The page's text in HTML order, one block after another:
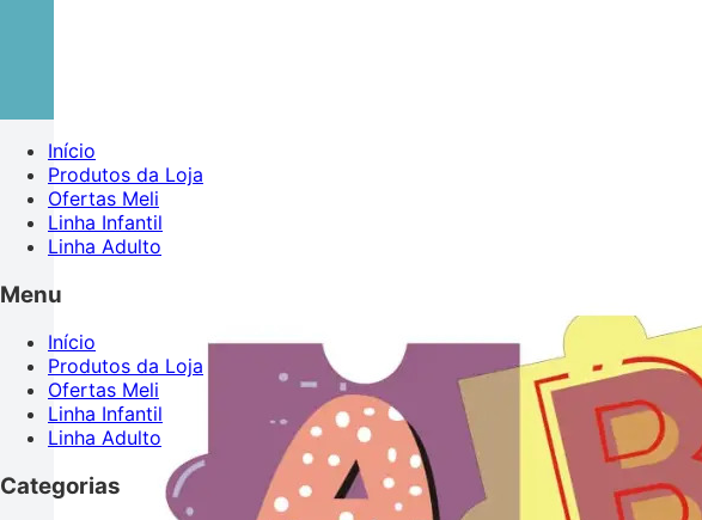
Início
Produtos da Loja
Ofertas Meli
Linha Infantil
Linha Adulto
Menu
Início
Produtos da Loja
Ofertas Meli
Linha Infantil
Linha Adulto
Categorias